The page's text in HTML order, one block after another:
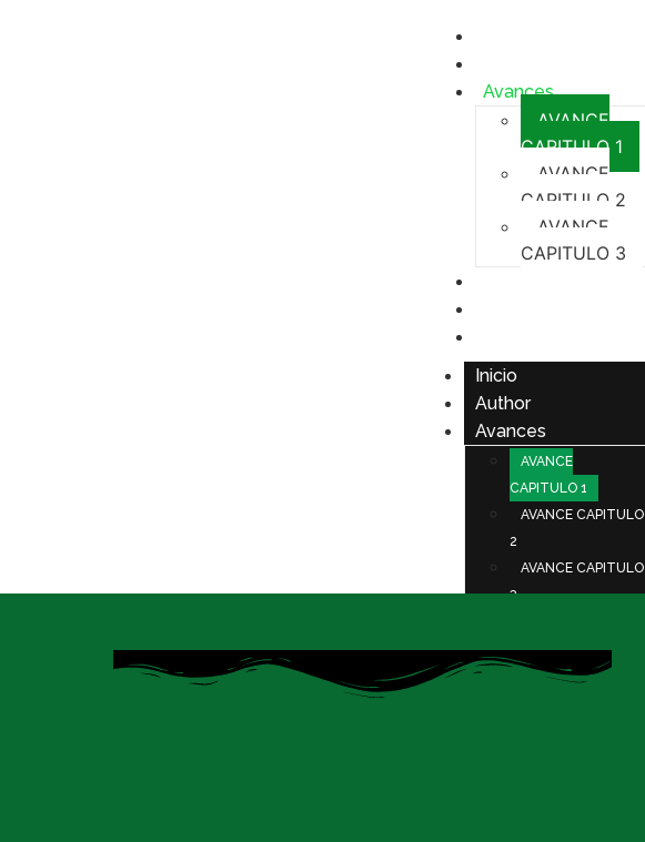
Avances
AVANCE
CAPITULO 1
AVANCE
CAPITULO 2
AVANCE
CAPITULO 3
Inicio
Author
Avances
AVANCE
CAPITULO 1
AVANCE CAPITULO
2
AVANCE CAPITULO
3
Contáctenos
Donaciones